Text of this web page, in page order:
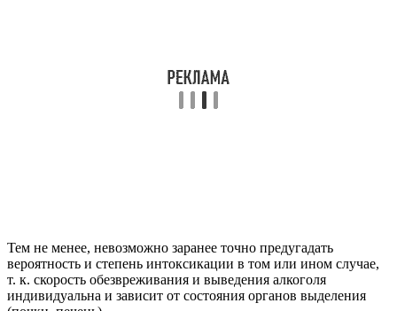
Тем не менее, невозможно заранее точно предугадать
вероятность и степень интоксикации в том или ином случае,
т. к. скорость обезвреживания и выведения алкоголя
индивидуальна и зависит от состояния органов выделения